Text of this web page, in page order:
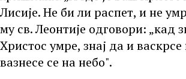
Лисије. Не би ли распет, и не
му св. Леонтије одговори: „кад
Христос умре, знај да и
вазнесе се на небо".